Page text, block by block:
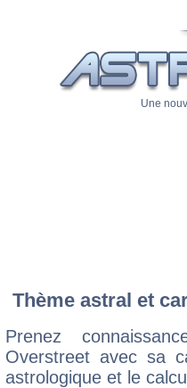
Une
Thème astral et
Prenez
Overstreet avec sa
astrologique et le